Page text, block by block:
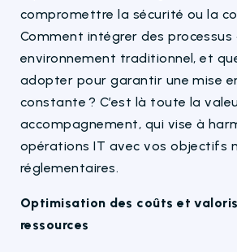
compromettre la sécurité ou la
Comment intégrer des processus
environnement traditionnel, et
adopter pour garantir une mise
constante ? C’est là toute la
accompagnement, qui vise à
opérations IT avec vos objectifs
réglementaires.
Optimisation des coûts et
ressources